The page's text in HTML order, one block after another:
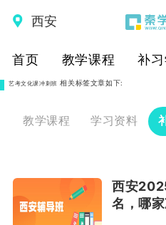
西安
首页 教学课程 补
艺考文化课冲刺班 相关标签文章如下:
教学课程 学习资料
西安
名，哪